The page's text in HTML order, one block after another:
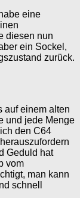
eine
diesen nun
ein Sockel,
zurück.
auf einem alten
und jede Menge
den C64
Geduld hat
vom
man kann
schnell